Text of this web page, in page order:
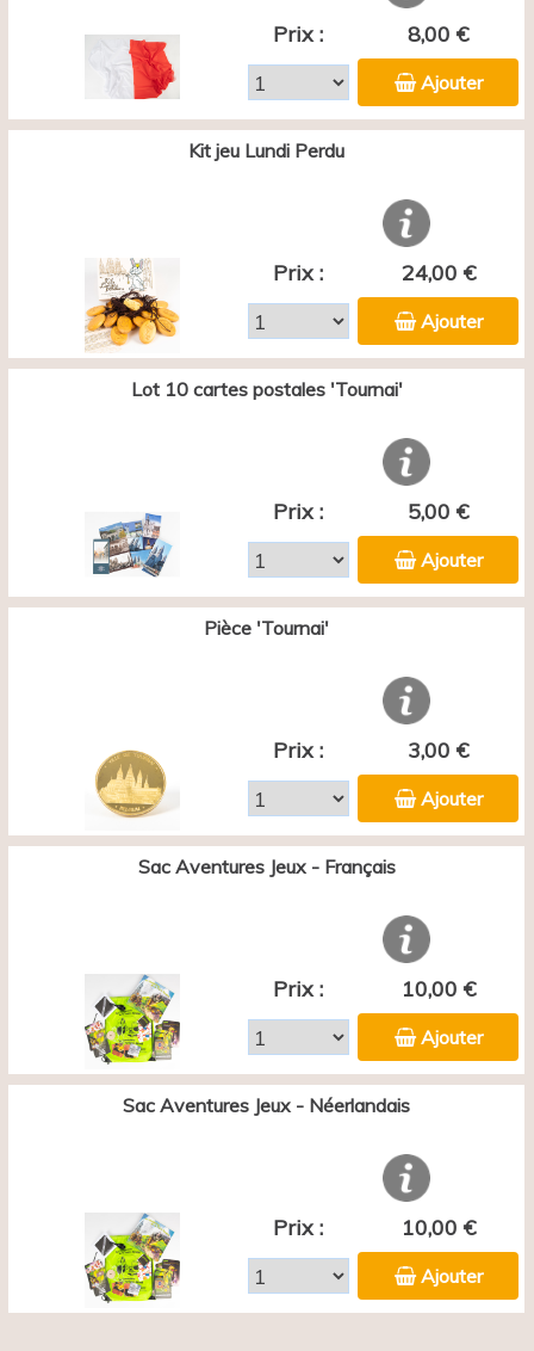
Prix : 8,00 €
Ajouter
Kit jeu Lundi Perdu
Prix : 24,00 €
Ajouter
Lot 10 cartes postales 'Tournai'
Prix : 5,00 €
Ajouter
Pièce 'Tournai'
Prix : 3,00 €
Ajouter
Sac Aventures Jeux - Français
Prix : 10,00 €
Ajouter
Sac Aventures Jeux - Néerlandais
Prix : 10,00 €
Ajouter